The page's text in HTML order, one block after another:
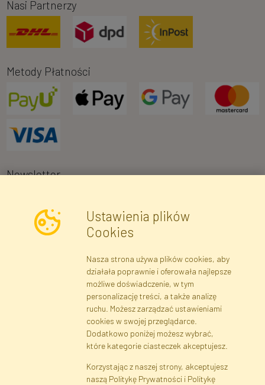
Nasi Partnerzy
Metody Płatności
Newsletter
Wyrażam zgodę na przetwarzanie moich danych osobowych w celu
otrzymywania informacji marketingowych i ofert handlowych za
o.o.. Poinformowano mnie o prawie wglądu do treści moich danych
osobowych oraz ich poprawiania, a także iż podanie danych jest
Dane rejestrowe Regulamin
Polityka Prywatności
Pomoc
Mapa serwisu
Ustawienia plików
Cookies
Nasza strona używa plików cookies, aby
działała poprawnie i oferowała najlepsze
możliwe doświadczenie, w tym
personalizację treści, a także analizę
ruchu. Możesz zarządzać ustawieniami
cookies w swojej przeglądarce.
Dodatkowo poniżej możesz wybrać,
które kategorie ciasteczek akceptujesz.
Korzystając z naszej strony, akceptujesz
naszą Politykę Prywatności i Politykę